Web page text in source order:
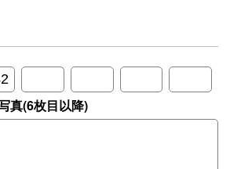
真(6枚目以降)